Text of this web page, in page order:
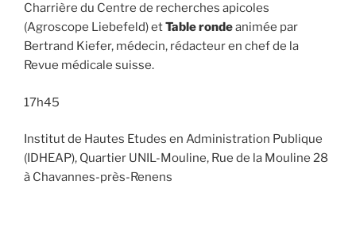
Charrière du Centre de recherches apicoles
(Agroscope Liebefeld) etTable rondeanimée par
Bertrand Kiefer, médecin, rédacteur en chef de la
Revue médicale suisse.
17h45
Institut de Hautes Etudes en Administration Publique
(IDHEAP), Quartier UNIL-Mouline, Rue de la Mouline 28
à Chavannes-près-Renens